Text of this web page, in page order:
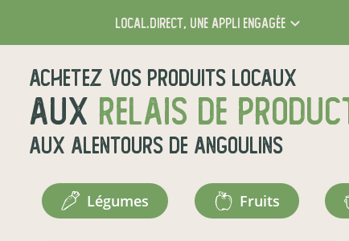
local.direct, une appli engagée
Achetez vos produits locaux
aux relais de
aux alentours de Angoulins
légumes fruits